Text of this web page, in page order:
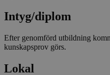
Intyg/diplom
Efter genomförd utbildning
kunskapsprov görs.
Lokal